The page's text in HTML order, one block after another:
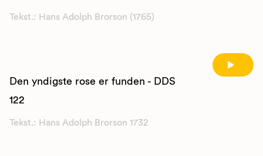
Tekst.: Hans Adolph Brorson (1765)
Den yndigste rose er funden - DDS
122
Tekst.: Hans Adolph Brorson 1732